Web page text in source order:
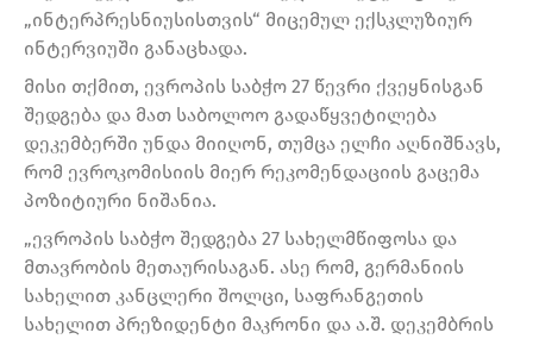
„ინტერპრესნიუსისთვის“ მიცემულ ექსკლუზიურ
ინტერვიუში განაცხადა.
მისი თქმით, ევროპის საბჭო 27 წევრი ქვეყნისგან
შედგება და მათ საბოლოო გადაწყვეტილება
დეკემბერში უნდა მიიღონ, თუმცა ელჩი აღნიშნავს,
რომ ევროკომისიის მიერ რეკომენდაციის გაცემა
პოზიტიური ნიშანია.
„ევროპის საბჭო შედგება 27 სახელმწიფოსა და
მთავრობის მეთაურისაგან. ასე რომ, გერმანიის
სახელით კანცლერი შოლცი, საფრანგეთის
სახელით პრეზიდენტი მაკრონი და ა.შ. დეკემბრის